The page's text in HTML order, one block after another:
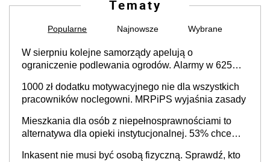
Tematy
Popularne Najnowsze Wybrane
W sierpniu kolejne samorządy apelują o
ograniczenie podlewania ogrodów. Alarmy w 625
cały kraj
1000 zł dodatku motywacyjnego nie dla wszystkich
pracowników noclegowni. MRPiPS wyjaśnia zasady
Mieszkania dla osób z niepełnosprawnościami to
alternatywa dla opieki instytucjonalnej. 53% chce
Inkasent nie musi być osobą fizyczną. Sprawdź, kto